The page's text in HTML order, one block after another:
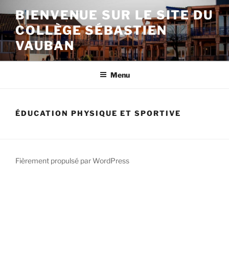
au
contenu
principal
BIENVENUE SUR LE SITE DU
COLLÈGE SÉBASTIEN
VAUBAN
Menu
ÉDUCATION PHYSIQUE ET SPORTIVE
Fièrement propulsé par WordPress